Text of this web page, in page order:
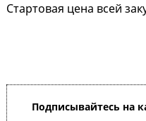
Стартовая цена всей
Подписывайтесь на